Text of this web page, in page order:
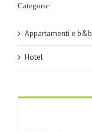
Categorie
Appartamenti e b&b
Hotel